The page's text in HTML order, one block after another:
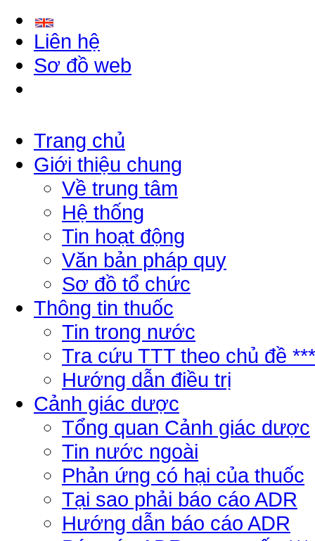
Liên hệ
Sơ đồ web
Trang chủ
Giới thiệu chung
Về trung tâm
Hệ thống
Tin hoạt động
Văn bản pháp quy
Sơ đồ tổ chức
Thông tin thuốc
Tin trong nước
Tra cứu TTT theo chủ đề ***
Hướng dẫn điều trị
Cảnh giác dược
Tổng quan Cảnh giác dược
Tin nước ngoài
Phản ứng có hại của thuốc
Tại sao phải báo cáo ADR
Hướng dẫn báo cáo ADR